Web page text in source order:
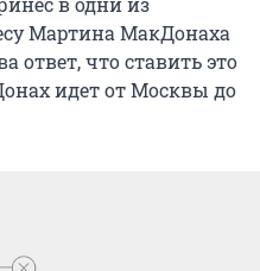
Мартина МакДонаха
ответ, что ставить это
идет от Москвы до